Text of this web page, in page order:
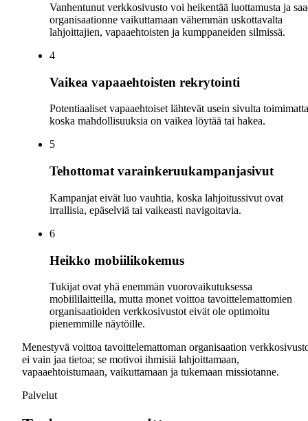
Vanhentunut verkkosivusto voi heikentää luottamusta ja
organisaationne vaikuttamaan vähemmän uskottavalta
lahjoittajien, vapaaehtoisten ja kumppaneiden silmissä.
4
Vaikea vapaaehtoisten rekrytointi
Potentiaaliset vapaaehtoiset lähtevät usein sivulta
koska mahdollisuuksia on vaikea löytää tai hakea.
5
Tehottomat varainkeruukampanjasivut
Kampanjat eivät luo vauhtia, koska lahjoitussivut ovat
irrallisia, epäselviä tai vaikeasti navigoitavia.
6
Heikko mobiilikokemus
Tukijat ovat yhä enemmän vuorovaikutuksessa
mobiililaitteilla, mutta monet voittoa tavoittelemattomien
organisaatioiden verkkosivustot eivät ole optimoitu
pienemmille näytöille.
Menestyvä voittoa tavoittelemattoman organisaation
ei vain jaa tietoa; se motivoi ihmisiä lahjoittamaan,
vapaaehtoistumaan, vaikuttamaan ja tukemaan missiotanne.
Palvelut